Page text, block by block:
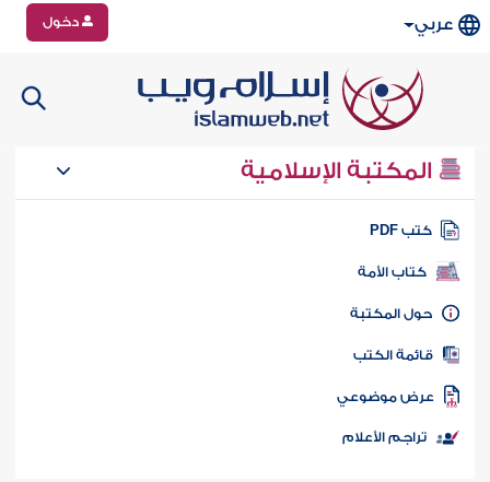
عربي دخول
المكتبة الإسلامية
كتب PDF
كتاب الأمة
المكتبة
الكتب
موضوعي